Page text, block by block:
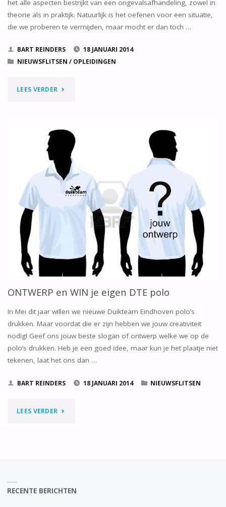
het alle aspecten bestrijkt van een ongevalsafhandeling, zowel in
theorie als in praktijk. Natuurlijk is het oefenen voor een situatie,
die we proberen te vermijden, maar mocht er dan toch …
BART REINDERS
18 JANUARI 2014
NIEUWSFLITSEN / OPLEIDINGEN
LEES VERDER "SPECIALTY
ONTWERP en WIN je eigen DTE polo
In Mei dit jaar willen we nieuwe Duikteam Eindhoven polo’s
drukken. Maar voordat die er zijn hebben we jouw creativiteit
nodig! Geef ons jouw beste slogan of ontwerp welke we op de
polo’s drukken. Heb je een goed idee, maar kun je het plaatje niet
tekenen, laat het ons dan …
BART REINDERS 18 JANUARI 2014 NIEUWSFLITSEN
LEES VERDER "ONTWERP
EIGEN
RECENTE BERICHTEN